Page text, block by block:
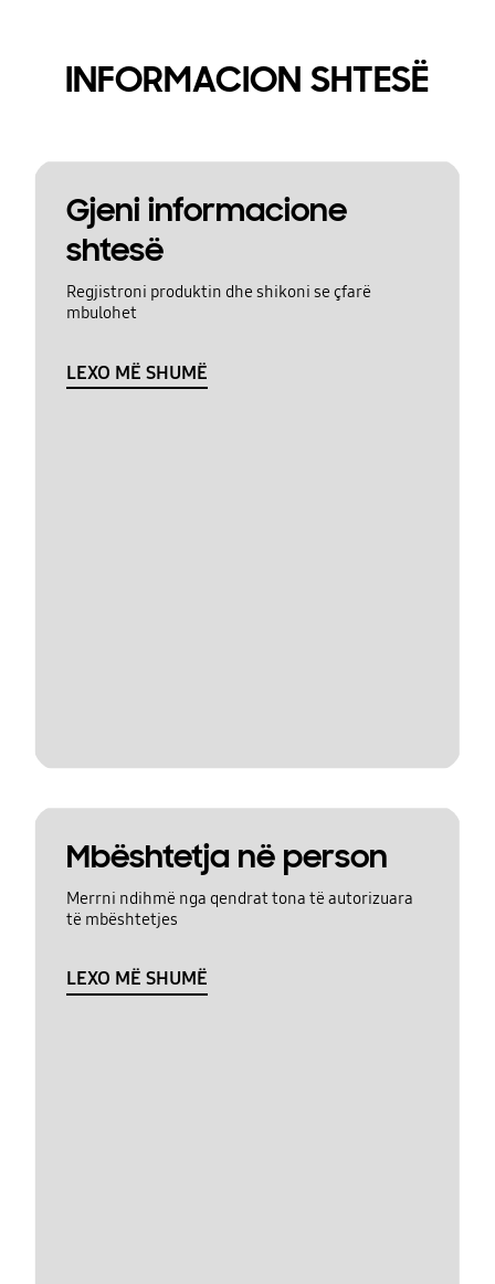
INFORMACION SHTESË
Gjeni informacione
shtesë
Regjistroni produktin dhe shikoni se çfarë
mbulohet
LEXO MË SHUMË
Mbështetja në person
Merrni ndihmë nga qendrat tona të autorizuara
të mbështetjes
LEXO MË SHUMË